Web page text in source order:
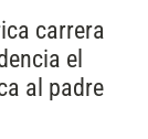
carrera
el
al padre